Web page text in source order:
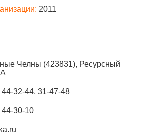
2011
Челны (423831), Ресурсный
44-32-44, 31-47-48
44-30-10